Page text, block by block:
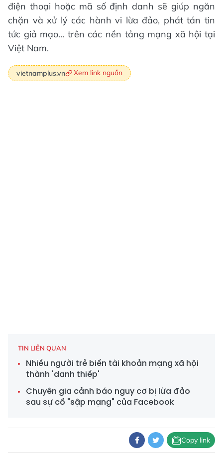
điện thoại hoặc mã số định danh sẽ giúp ngăn
chặn và xử lý các hành vi lừa đảo, phát tán tin
tức giả mạo… trên các nền tảng mạng xã hội tại
Việt Nam.
vietnamplus.vn Xem link nguồn
TIN LIÊN QUAN
Nhiều người trẻ biến tài khoản mạng xã hội
thành 'danh thiếp'
Chuyên gia cảnh báo nguy cơ bị lừa đảo
sau sự cố "sập mạng" của Facebook
Copy link